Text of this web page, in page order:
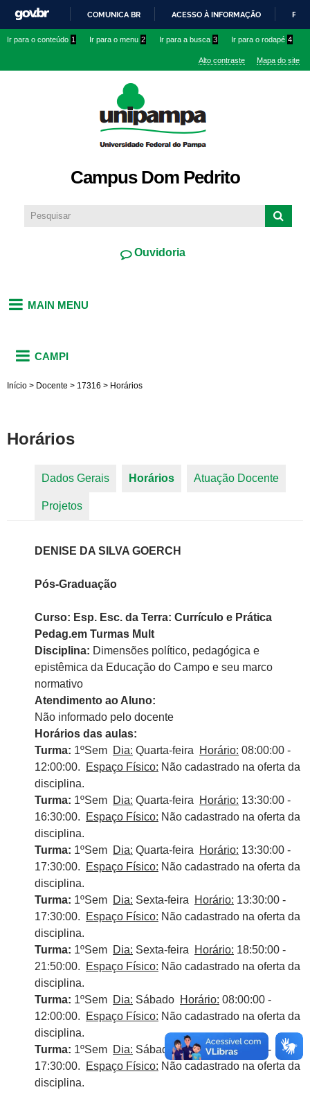
conteúdo
IR
O
COMUNICA BR ACESSO À INFORMAÇÃO
Ir para o conteúdo 1 Ir para o menu 2 Ir para a busca 3 Ir para o rodapé 4
Alto contraste Mapa do site
Campus Dom Pedrito
Ouvidoria
MAIN MENU
CAMPI
Início > Docente > 17316 > Horários
Horários
Dados Gerais Horários (aba ativa)
Atuação Docente
Projetos
DENISE DA SILVA GOERCH
Pós-Graduação
Curso: Esp. Esc. da Terra: Currículo e Prática
Pedag.em Turmas Mult
Disciplina: Dimensões político, pedagógica e
epistêmica da Educação do Campo e seu marco
normativo
Atendimento ao Aluno:
Não informado pelo docente
Horários das aulas:
Turma: 1ºSem Dia: Quarta-feira Horário: 08:00:00 -
12:00:00.
Espaço Físico: Não cadastrado na oferta da
disciplina.
Turma: 1ºSem Dia: Quarta-feira Horário: 13:30:00 -
16:30:00.
Espaço Físico: Não cadastrado na oferta da
disciplina.
Turma: 1ºSem Dia: Quarta-feira Horário: 13:30:00 -
17:30:00.
Espaço Físico: Não cadastrado na oferta da
disciplina.
Turma: 1ºSem Dia: Sexta-feira Horário: 13:30:00 -
17:30:00.
Espaço Físico: Não cadastrado na oferta da
disciplina.
Turma: 1ºSem Dia: Sexta-feira Horário: 18:50:00 -
21:50:00.
Espaço Físico: Não cadastrado na oferta da
disciplina.
Turma: 1ºSem Dia: Sábado Horário: 08:00:00 -
12:00:00.
Espaço Físico: Não cadastrado na oferta da
disciplina.
Turma: 1ºSem Dia: SábadoHorário:13:30:00 -
17:30:00.
Espaço Físico: Não cadastrado na oferta da
disciplina.